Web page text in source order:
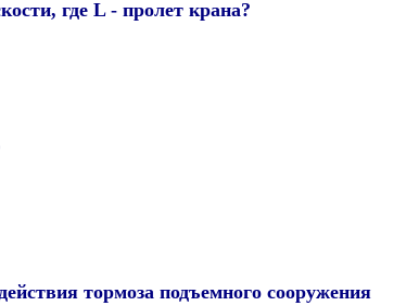
где L - пролет крана?
тормоза подъемного сооружения